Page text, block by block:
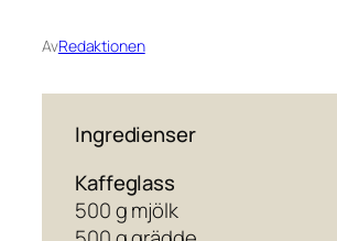
AvRedaktionen
Ingredienser
Kaffeglass
500 g mjölk